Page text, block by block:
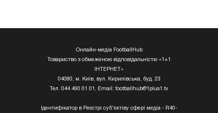
Онлайн-медіа FootballHub
Товариство з обмеженою відповідальністю «1+1
ІНТЕРНЕТ»
04080, м. Київ, вул. Кирилівська, буд. 23
Тел. 044 490 01 01, Email: footballhub@1plus1.tv
Ідентифікатор в Реєстрі суб’єктіву сфері медіа - R40-